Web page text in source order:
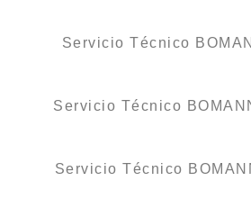
Servicio Técnico
Servicio Técnico
Servicio Técnico